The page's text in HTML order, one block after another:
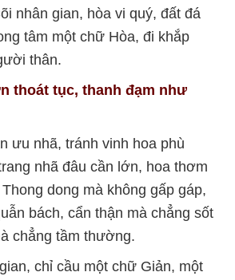
nhân gian, hòa vi quý, đất đá
tâm một chữ Hòa, đi khắp
thân.
thoát tục, thanh đạm như
ưu nhã, tránh vinh hoa phù
nhã đâu cần lớn, hoa thơm
dong mà không gấp gáp,
bách, cẩn thận mà chẳng sốt
chẳng tầm thường.
chỉ cầu một chữ Giản, một